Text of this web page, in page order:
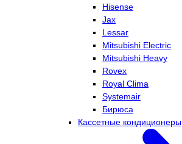
Hisense
Jax
Lessar
Mitsubishi Electric
Mitsubishi Heavy
Rovex
Royal Clima
Systemair
Бирюса
Кассетные кондиционеры